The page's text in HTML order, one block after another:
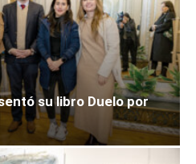
su libro Duelo por